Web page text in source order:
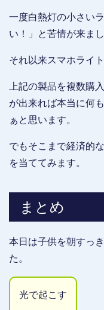
一度白熱灯の小さい
い！」と苦情が来まし
それ以来スマホライト
上記の製品を複数購
が出来れば本当に何
ぁと思います。
でもそこまで経済的
を当ててみます。
まとめ
本日は子供を朝すっ
た。
光で起こす